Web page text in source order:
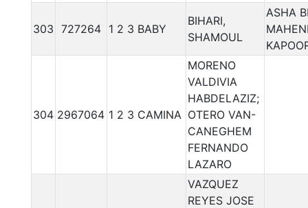
303 727264 1 2 3 BABY
BIHARI,
SHAMOUL
ASHA
304 2967064 1 2 3 CAMINA
MORENO
VALDIVIA
HABDELAZIZ;
OTERO VAN-
CANEGHEM
FERNANDO
LAZARO
VAZQUEZ
REYES JOSE